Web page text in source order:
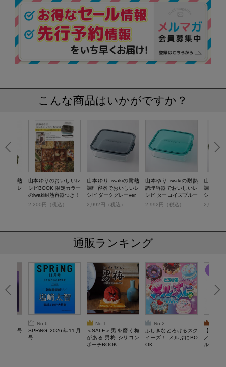
こんな商品はいかがですか？
の耐熱
しいレ
山本ゆりのおいしいレ
シピBOOK 限定カラー
のiwaki耐熱容器つき！
2,200円（税込）
山本ゆり iwakiの耐熱
調理容器でおいしいレ
シピ ダークグレーver.
2,992円（税込）
山本ゆり iwakiの耐熱
調理容器でおいしいレ
シピ ターコイズブルー
ver.
2,992円（税込）
山本ゆ
調理容器
シピ モ
2,992円
通販ランキング
10月号
No.6
SPRiNG 2026年11月
号
No.1
＜SALE＞男を磨く梅
がある 男梅 シリコン
ポーチBOOK
No.2
ふしぎなとろけるスク
イーズ！ メルぷにBO
OK
【
／Lサ
ル）【
労回復ウ